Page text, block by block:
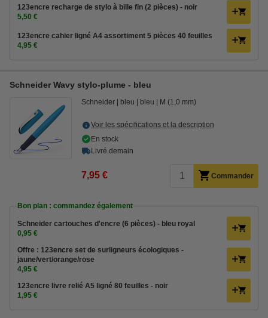
123encre recharge de stylo à bille fin (2 pièces) - noir
5,50 €
123encre cahier ligné A4 assortiment 5 pièces 40 feuilles
4,95 €
Schneider Wavy stylo-plume - bleu
Schneider bleu bleu M (1,0 mm)
Voir les spécifications et la description
En stock
Livré demain
7,95 € Commander
Bon plan : commandez également
Schneider cartouches d'encre (6 pièces) - bleu royal
0,95 €
Offre : 123encre set de surligneurs écologiques -
jaune/vert/orange/rose
4,95 €
123encre livre relié A5 ligné 80 feuilles - noir
1,95 €